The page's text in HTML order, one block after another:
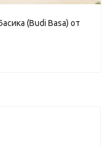
(Budi Basa) от